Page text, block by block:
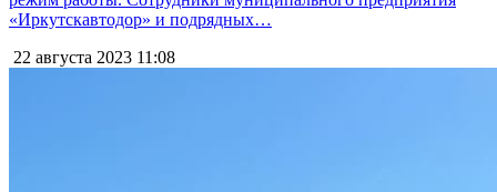
«Иркутскавтодор» и подрядных…
22 августа 2023 11:08